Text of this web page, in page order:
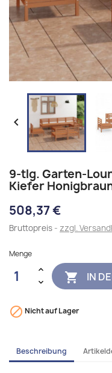

9-tlg. Garten-
Kiefer
508,37 €
Bruttopreis zzgl.
Menge
 IN
 Nicht auf Lager
Beschreibung